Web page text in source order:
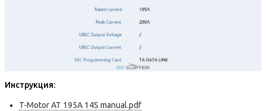
Инструкция:
T-Motor AT 195A 14S manual.pdf